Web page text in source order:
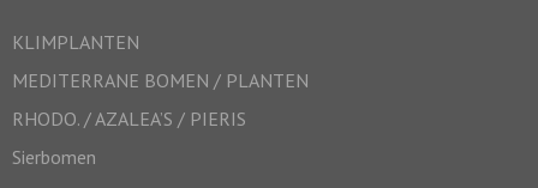
KLIMPLANTEN
MEDITERRANE BOMEN / PLANTEN
RHODO. / AZALEA’S / PIERIS
Sierbomen